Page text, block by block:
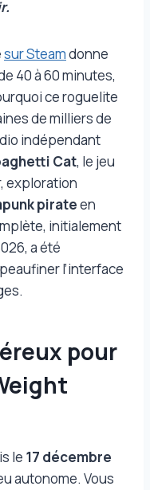
sur Steamdonne
40 à 60 minutes,
ce roguelite
de milliers de
indépendant
Cat, le jeu
exploration
pirateen
initialement
a été
l’interface
pour
le 17 décembre
autonome. Vous